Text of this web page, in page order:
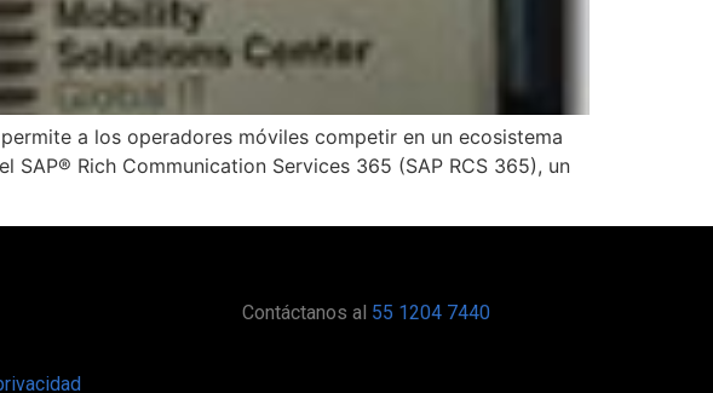
a los operadores móviles competir en un ecosistema
SAP® Rich Communication Services 365 (SAP RCS 365), un
Contáctanos al 55 1204 7440